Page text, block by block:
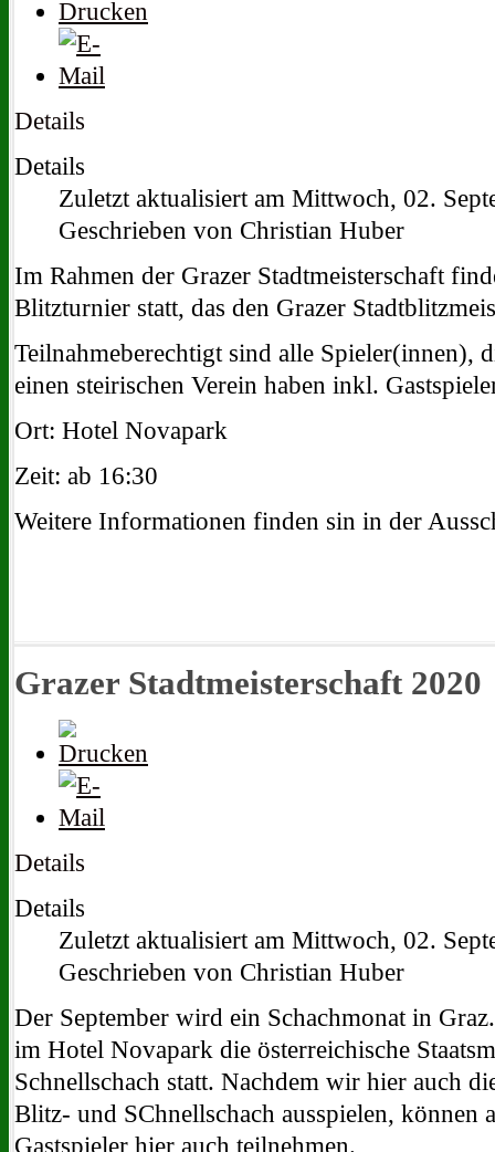
Details
Details
Zuletzt aktualisiert am Mittwoch, 02.
Geschrieben von Christian Huber
Im Rahmen der Grazer Stadtmeisterschaft
Blitzturnier statt, das den Grazer
Teilnahmeberechtigt sind alle Spieler(innen),
einen steirischen Verein haben inkl.
Ort: Hotel Novapark
Zeit: ab 16:30
Weitere Informationen finden sin in der
Grazer Stadtmeisterschaft 2020
Details
Details
Zuletzt aktualisiert am Mittwoch, 02.
Geschrieben von Christian Huber
Der September wird ein Schachmonat in
im Hotel Novapark die österreichische
Schnellschach statt. Nachdem wir hier auch
Blitz- und SChnellschach ausspielen, können
Gastspieler hier auch teilnehmen.